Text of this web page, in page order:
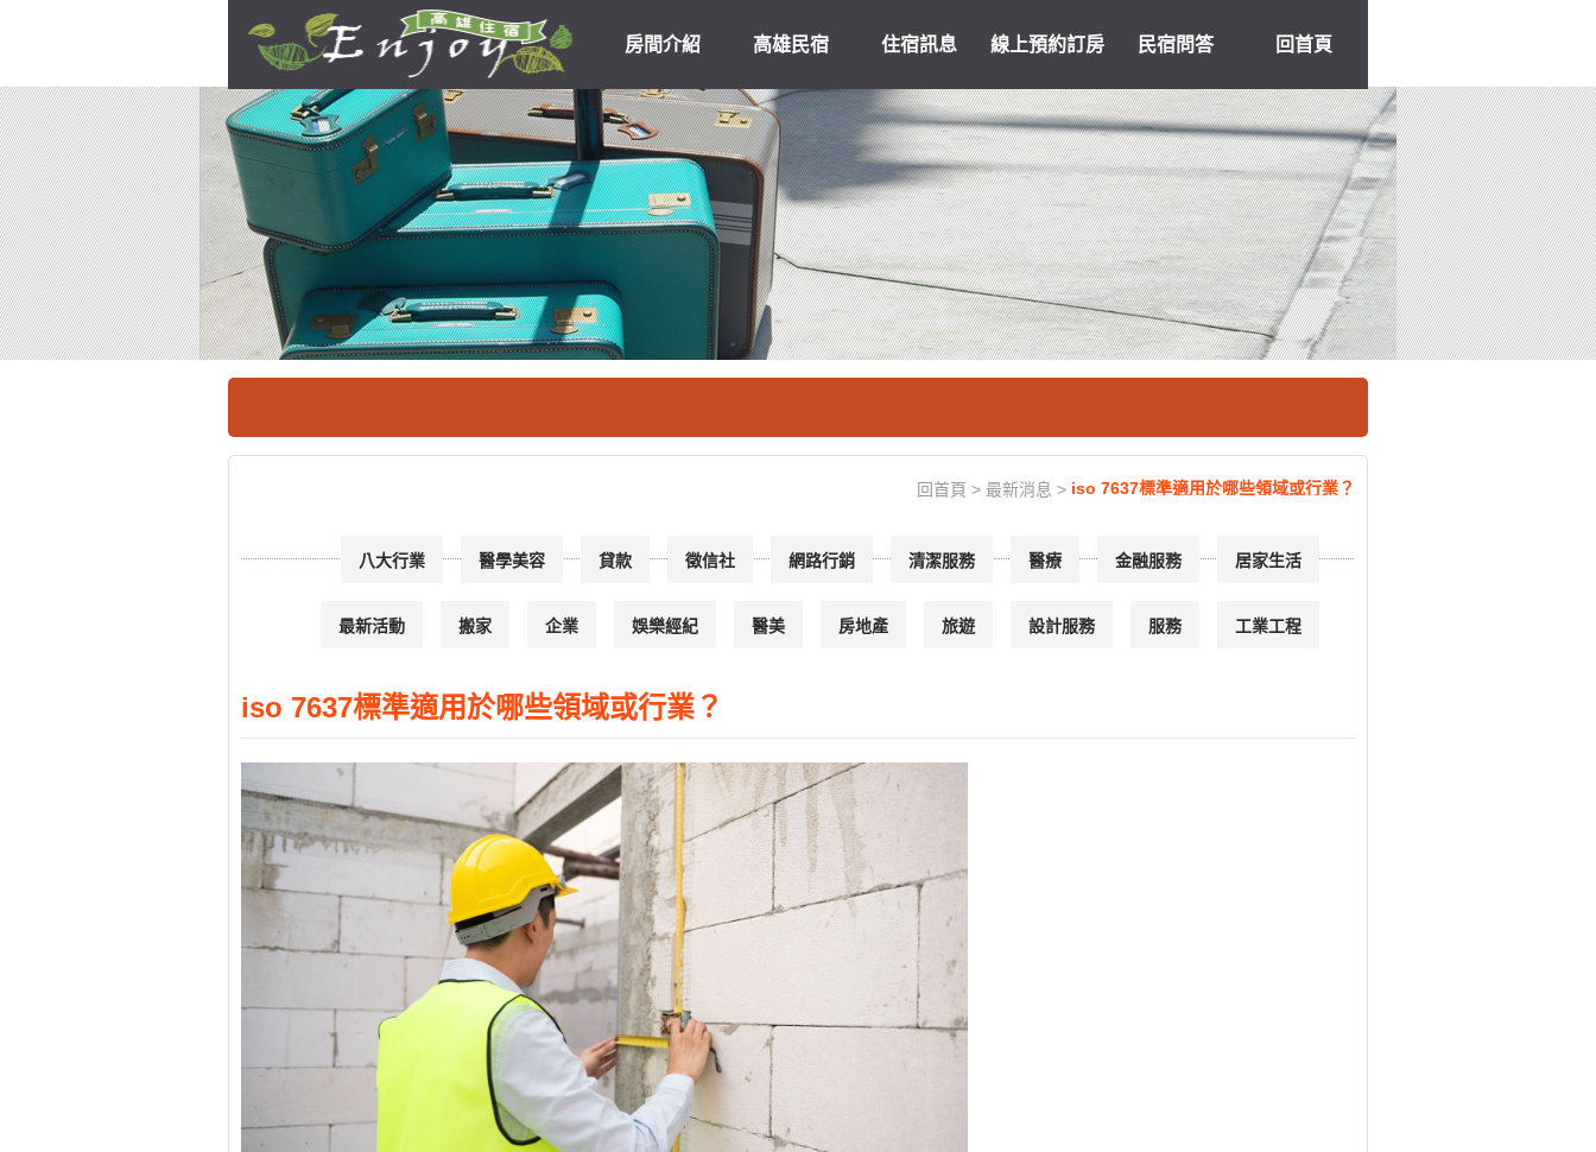
房間介紹 高雄民宿 住宿訊息 線上預約訂房 民宿問答 回首頁
高雄民宿住宿
優惠
關於我們
回首頁 > 最新消息 > iso 7637標準適用於哪些領域或行業？
居家生活
金融服務
醫療
清潔服務
網路行銷
徵信社
貸款
醫學美容
八大行業
工業工程
服務
設計服務
旅遊
房地產
醫美
娛樂經紀
企業
搬家
最新活動
iso 7637標準適用於哪些領域或行業？